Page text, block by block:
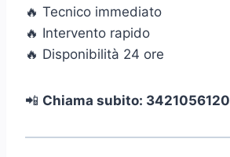
🔥 Tecnico immediato
🔥 Intervento rapido
🔥 Disponibilità 24 ore
📲 Chiama subito: 3421056120